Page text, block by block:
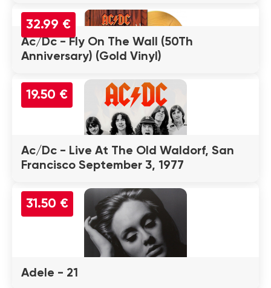
32.99 €
Ac/Dc - Fly On The Wall (50Th
Anniversary) (Gold Vinyl)
19.50 €
Ac/Dc - Live At The Old Waldorf, San
Francisco September 3, 1977
31.50 €
Adele - 21